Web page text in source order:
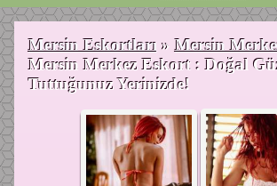
Mersin Eskortları »Mersin
Mersin Merkez Eskort : Doğal
Tuttuğunuz Yerinizde!